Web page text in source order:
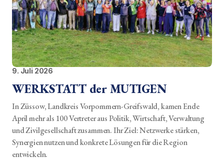
9. Juli 2026
WERKSTATT der MUTIGEN
In Züssow, Landkreis Vorpommern-Greifswald, kamen Ende
April mehr als 100 Vertreter aus Politik, Wirtschaft, Verwaltung
und Zivilgesellschaft zusammen. Ihr Ziel: Netzwerke stärken,
Synergien nutzen und konkrete Lösungen für die Region
entwickeln.